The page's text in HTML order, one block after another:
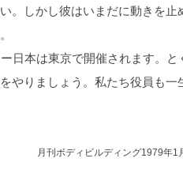
。しかし彼はいまだに動きを止
ー日本は東京で開催されます。
やりましょう。私たち役員も
月刊ボディビルディング1979年1